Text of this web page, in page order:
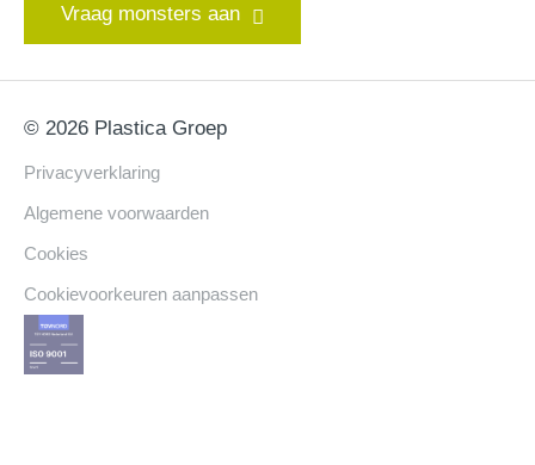
Vraag monsters aan
© 2026 Plastica Groep
Privacyverklaring
Algemene voorwaarden
Cookies
Cookievoorkeuren aanpassen